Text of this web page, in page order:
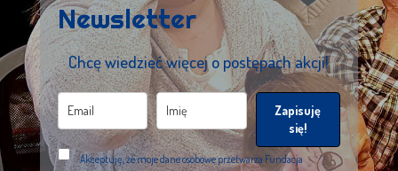
Newsletter
Chcę wiedzieć więcej o postępach akcji!
Zapisuję
się!
Akceptuję, że moje dane osobowe przetwarza Fundacja